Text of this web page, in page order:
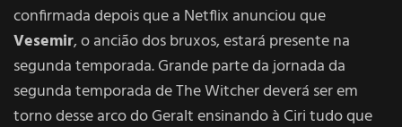
confirmada depois que a Netflix anunciou que
Vesemir, o ancião dos bruxos, estará presente na
segunda temporada. Grande parte da jornada da
segunda temporada de The Witcher deverá ser em
torno desse arco do Geralt ensinando à Ciri tudo que